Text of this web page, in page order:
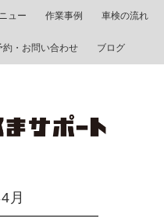
ュー 作業事例 車検の流れ
約・お問い合わせ ブログ
月